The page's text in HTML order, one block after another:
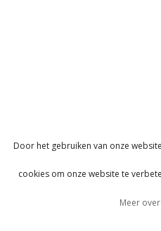
Door het gebruiken van onze
cookies om onze website te
Meer